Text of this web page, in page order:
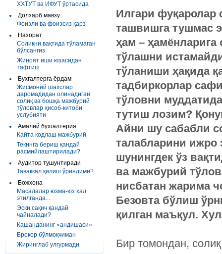
ХХТУТ ва ИФУТ ўртасида
Долзарб мавзу
Фоизли ва фоизсиз қарз
Назорат
Солиқни вақтида тўламаган
бўлсангиз
Жиноят иши юзасидан
тафтиш
Бухгалтерга ёрдам
Жисмоний шахслар
даромадидан олинадиган
солиқ ва бошқа мажбурий
тўловлар ҳисоб-китоби
услубияти
Амалий бухгалтерия
Қайта кодлаш мажбурий
Текинга бериш қандай
расмийлаштирилади?
Аудитор тушунтиради
Таваккал қилиш ўринлими?
Божхона
Масалалар юзма-юз ҳал
этилганда...
Эски сақич қандай
чайналади?
Кашанданинг «андишаси»
Брокер бўлмоқчиман
Жиринглаб улгурмади
Илгари фуқаролар
ташвишга тушмас
ҳам –
тўлашни
тўланиши ҳақида
тадбиркорлар
тўловни
тутиш лозим?
Айни шу сабабли
талабларини ижро
шунингдек ўз
ва мажбурий
нисбатан жарима
Безовта бўлиш
қилган маъқул.
Бир томондан, солиқ